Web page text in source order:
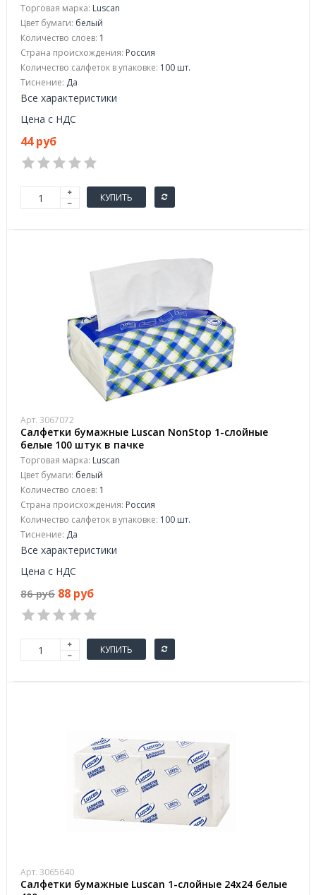
Торговая марка: Luscan
Цвет бумаги: белый
Количество слоев: 1
Страна происхождения: Россия
Количество салфеток в упаковке: 100 шт.
Тиснение: Да
Все характеристики
Цена с НДС
44 руб
КУПИТЬ
Арт. 3067072
Салфетки бумажные Luscan NonStop 1-слойные
белые 100 штук в пачке
Торговая марка: Luscan
Цвет бумаги: белый
Количество слоев: 1
Страна происхождения: Россия
Количество салфеток в упаковке: 100 шт.
Тиснение: Да
Все характеристики
Цена с НДС
86 руб 88 руб
КУПИТЬ
Арт. 3065640
Салфетки бумажные Luscan 1-слойные 24х24 белые